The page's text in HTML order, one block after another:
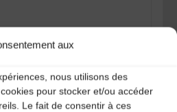
aux
nous utilisons des
pour stocker et/ou accéder
Le fait de consentir à ces